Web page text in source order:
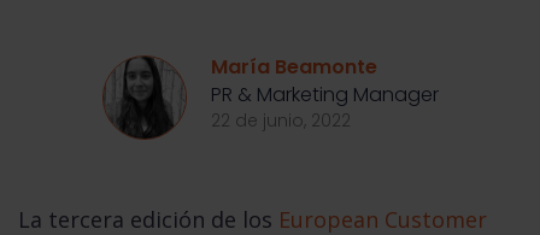
María Beamonte
PR & Marketing Manager
22 de junio, 2022
La tercera edición de los European Customer